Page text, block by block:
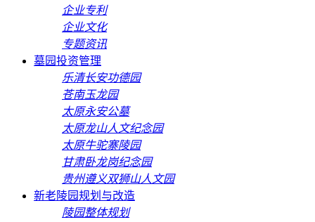
企业专利
企业文化
专题资讯
墓园投资管理
乐清长安功德园
苍南玉龙园
太原永安公墓
太原龙山人文纪念园
太原牛驼寨陵园
甘肃卧龙岗纪念园
贵州遵义双狮山人文园
新老陵园规划与改造
陵园整体规划